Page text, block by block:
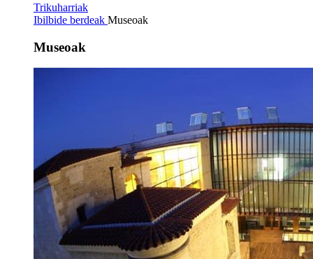
Trikuharriak
Ibilbide berdeak Museoak
Museoak